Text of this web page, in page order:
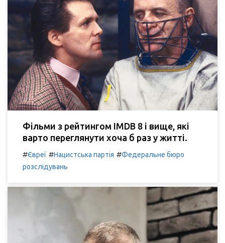
Фільми з рейтингом IMDB 8 і вище, які
варто переглянути хоча б раз у житті.
#Євреї #Нацистська партія #Федеральне бюро
розслідувань